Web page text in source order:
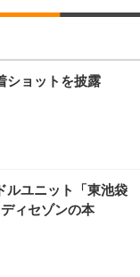
デスクチェア メッシ
ック
ェア 疲れない テレ
(ブラック)
ェア 疲れない テレ
30度ロッキング機
跳ね上げ式アーム
付き 高反発クッシ
ニター | FlexScan
ー DualSense 充電
インチ 液晶モニタ
光沢 HDMI/DisplayP
スイベル VESA対
ツ 厚型 ワイド 42枚
トブルー)
L 中型犬用 26枚入
) 【Amazon.co.jp
ヤマ ペットシーツ
1) (ケース販売)
ショットを披露
ルユニット「東池袋
ィセゾンの本